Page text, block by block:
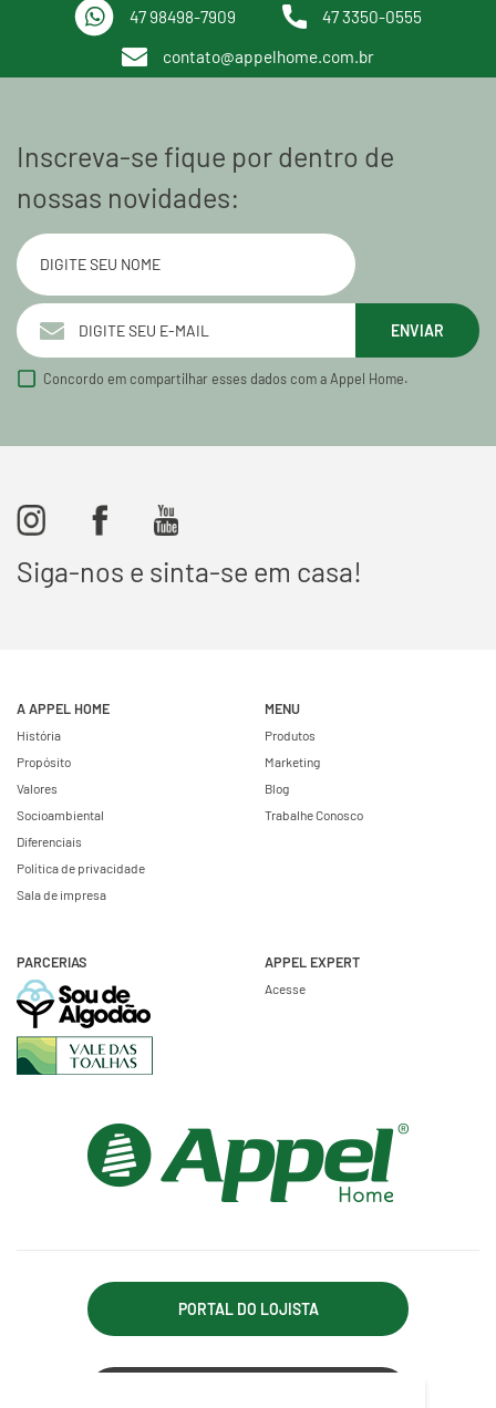
47 98498-7909 47 3350-0555
contato@appelhome.com.br
Inscreva-se fique por dentro de
nossas novidades:
ENVIAR
Concordo em compartilhar esses dados com a Appel Home.
Siga-nos e sinta-se em casa!
A APPEL HOME
História
Propósito
Valores
Socioambiental
Diferenciais
Política de privacidade
Sala de impresa
MENU
Produtos
Marketing
Blog
Trabalhe Conosco
PARCERIAS APPEL EXPERT
Acesse
PORTAL DO LOJISTA